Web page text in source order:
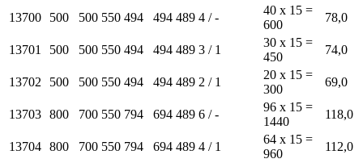
13700
500 500 550 494 494 489 4 / -
40 x 15 =
600
78,0
13701 500 500 550 494 494 489 3 / 1
30 x 15 =
450
74,0
13702 500 500 550 494 494 489 2 / 1
20 x 15 =
300
69,0
13703 800 700 550 794 694 489 6 / -
96 x 15 =
1440
118,0
13704 800 700 550 794 694 489 4 / 1
64 x 15 =
960
112,0